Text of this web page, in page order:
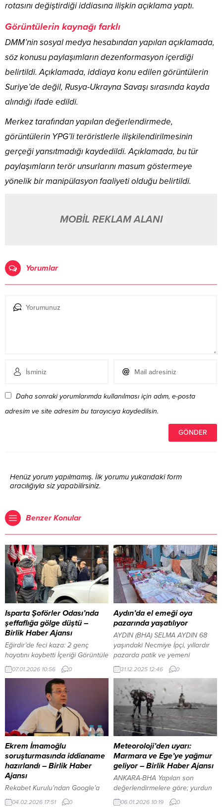
rotasını değiştirdiği iddiasına ilişkin açıklama yaptı.
Görüntülerin kaynağı farklı
DMM’nin sosyal medya hesabından yapılan açıklamada,
söz konusu paylaşımların dezenformasyon içerdiği
belirtildi. Açıklamada, iddiaya konu edilen görüntülerin
Suriye’de değil, Rusya-Ukrayna Savaşı sırasında kayda
alındığı ifade edildi.
Merkez tarafından yapılan değerlendirmede,
görüntülerin YPG’li teröristlerle ilişkilendirilmesinin
gerçeği yansıtmadığı kaydedildi. Açıklamada, bu tür
paylaşımların terör unsurlarını masum göstermeye
yönelik bir manipülasyon faaliyeti olduğu belirtildi.
MOBİL REKLAM ALANI
Yorumlar
Daha sonraki yorumlarımda kullanılması için adım, e-posta
adresim ve site adresim bu tarayıcıya kaydedilsin.
Henüz yorum yapılmamış. İlk yorumu yukarıdaki form
aracılığıyla siz yapabilirsiniz.
Benzer Konular
Isparta Şoförler Odası’nda
şeffaflığa gölge düştü –
Birlik Haber Ajansı
Eğirdir’de feci kaza: 2 genç
hayatını kaybetti İçeriği Görüntüle
YAZI ARASI REKLAM ALANI
ISPARTA – BHA Isparta Şoförler
Odası Genel Kurulu, daha seçim
süreci başlamadan yaşanan
basın kriziyle kamuoyunun
gündemine oturdu. Mevcut
Başkan Mehmet Yücedağ’ın
aldığı karar doğrultusunda,
önceden belirlenen sınırlı sayıda
gazetecinin “akredite” edildiği,
bunun dışındaki basın
mensuplarının ise...
07.01.2026 10:56 0
Aydın’da el emeği oya
pazarında yaşatılıyor
AYDIN (BHA) SELMA AYDIN 68
yaşındaki Necmiye İpçi, yıllardır
pazarda patik ve yemeni
kenarları örerek hayatını
sürdürüyor. Bu işi vakit geçirmek
için yaptığını söyleyen İpçi,
satışlardaki düşüşe dikkat çekti
“Satışlar çok durgun. Ekonomik
krize ve çeyizin bitmesine
bağlıyorum. Gençler artık çeyiz
istemiyor” diyen İpçi, eskiden
ilginin çok daha fazla olduğunu...
31.12.2025 12:46 0
Ekrem İmamoğlu
soruşturmasında iddianame
hazırlandı – Birlik Haber
Ajansı
Rekabet Kurulu’ndan Google’a
inceleme İçeriği Görüntüle YAZI
04.02.2026 17:51 0
Meteoroloji’den uyarı:
Marmara ve Ege’ye yağmur
geliyor – Birlik Haber Ajansı
ANKARA-BHA Yapılan son
değerlendirmelere göre; yurdun
kuzey, iç ve batı kesimleri parçalı
06.01.2026 10:19 0